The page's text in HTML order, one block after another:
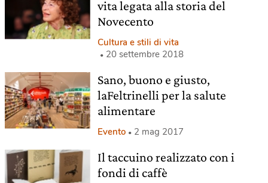
vita legata alla storia del
Novecento
Cultura e stili di vita
20 settembre 2018
Sano, buono e giusto,
laFeltrinelli per la salute
alimentare
Evento 2 mag 2017
Il taccuino realizzato con i
fondi di caffè